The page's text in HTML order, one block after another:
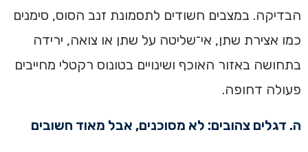
הבדיקה. במצבים חשודים לתסמונת זנב הסוס, סימנים
כמו אצירת שתן, אי־שליטה על שתן או צואה, ירידה
בתחושה באזור האוכף ושינויים בטונוס רקטלי מחייבים
פעולה דחופה.
ה. דגלים צהובים: לא מסוכנים, אבל מאוד חשובים